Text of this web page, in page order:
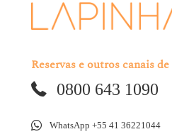
Reservas e outros canais
0800 643 1090
WhatsApp +55 41 36221044